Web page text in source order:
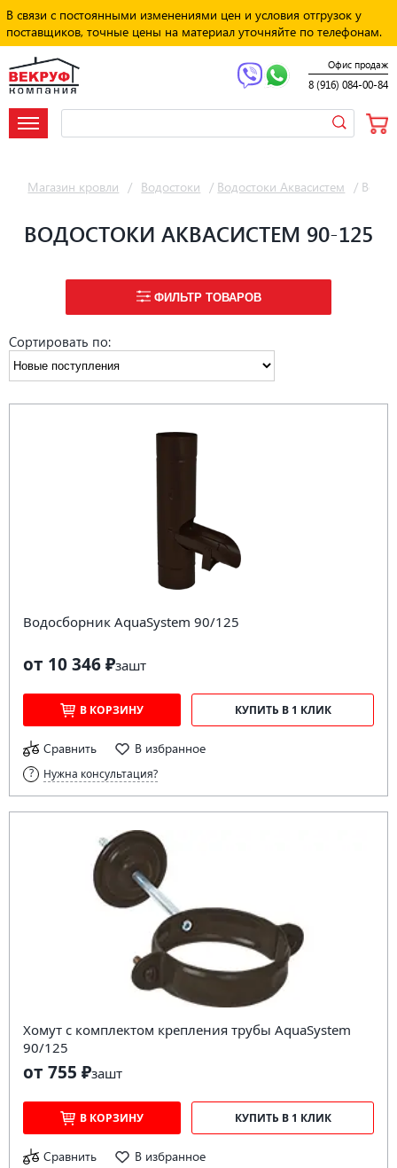
В связи с постоянными изменениями цен и условия отгрузок у
поставщиков, точные цены на материал уточняйте по телефонам.
Офис продаж
8 (916) 084-00-84
Магазин кровли / Водостоки / Водостоки Аквасистем /
ВОДОСТОКИ АКВАСИСТЕМ 90-125
Сортировать по:
ФИЛЬТР ТОВАРОВ
Водосборник AquaSystem 90/125
от 10 346 ₽зашт
В КОРЗИНУ КУПИТЬ В 1 КЛИК
Сравнить В избранное
Нужна консультация?
Хомут с комплектом крепления трубы AquaSystem
90/125
от 755 ₽зашт
В КОРЗИНУ КУПИТЬ В 1 КЛИК
Сравнить В избранное